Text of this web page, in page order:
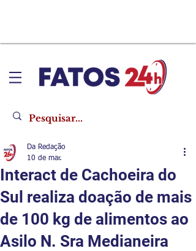
Interact de Cachoeira do
Sul realiza doação de mais
de 100 kg de alimentos ao
Asilo N. Sra Medianeira
Da Redação
10 de mar.